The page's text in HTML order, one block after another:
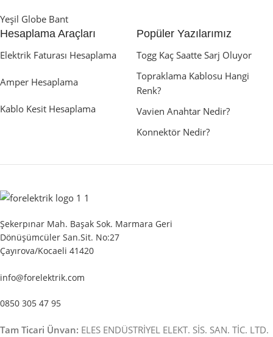
Yeşil Globe Bant
Hesaplama Araçları
Elektrik Faturası Hesaplama
Amper Hesaplama
Kablo Kesit Hesaplama
Popüler Yazılarımız
Togg Kaç Saatte Sarj Oluyor
Topraklama Kablosu Hangi
Renk?
Vavien Anahtar Nedir?
Konnektör Nedir?
Şekerpınar Mah. Başak Sok. Marmara Geri
Dönüşümcüler San.Sit. No:27
Çayırova/Kocaeli 41420
info@forelektrik.com
0850 305 47 95
Tam Ticari Ünvan: ELES ENDÜSTRİYEL ELEKT. SİS. SAN. TİC. LTD.